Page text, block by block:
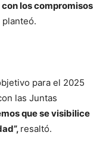
los compromisos
planteó.
para el 2025
las Juntas
que se visibilice
resaltó.